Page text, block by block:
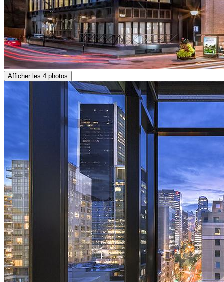
Afficher les 4 photos